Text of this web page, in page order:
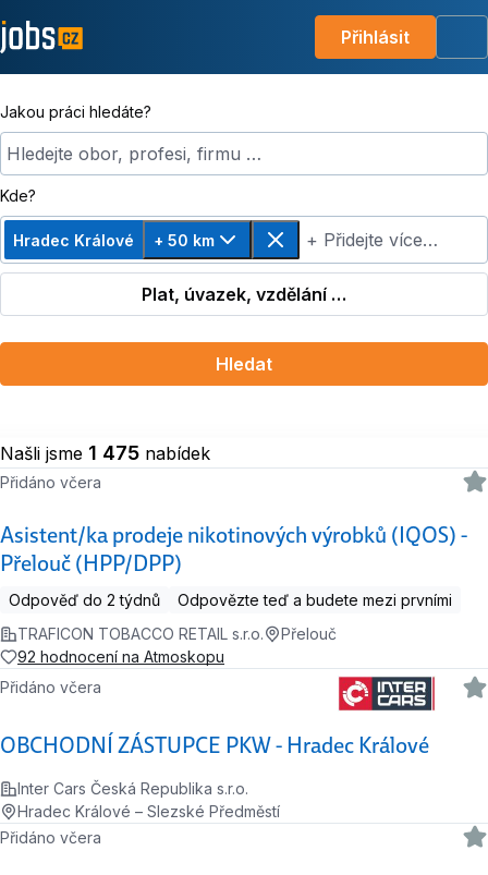
Přihlásit
Jakou práci hledáte?
Hledejte obor, profesi, firmu …
Kde?
Hradec Králové
Změnit vzdálenost, zvoleno + 50 km
+ 50 km
Odebrat+ Přidejte více…
Plat, úvazek, vzdělání …
Hledat
Našli jsme 1 475 nabídek
Asistent/ka prodeje nikotinových výrobků (IQOS) -
Přelouč (HPP/DPP)
Přidáno včera
Odpověď do 2 týdnů
Odpovězte teď a budete mezi prvními
TRAFICON TOBACCO RETAIL s.r.o.
Přelouč
92 hodnocení na Atmoskopu
OBCHODNÍ ZÁSTUPCE PKW - Hradec Králové
Přidáno včera
Inter Cars Česká Republika s.r.o.
Hradec Králové – Slezské Předměstí
Přidáno včera